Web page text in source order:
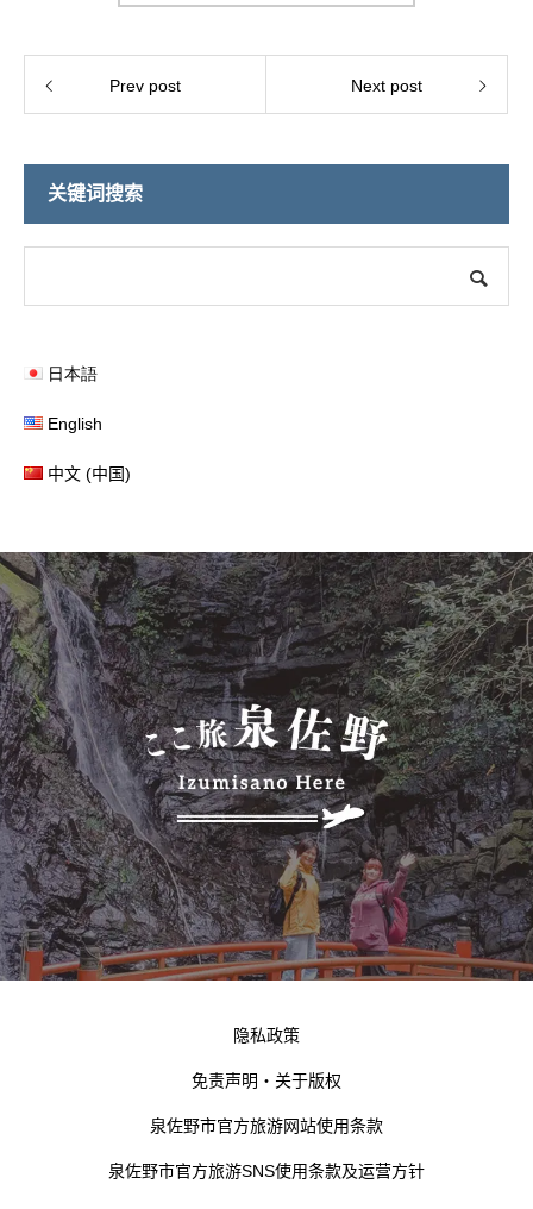
Prev post Next post
关键词搜索
日本語
English
中文 (中国)
隐私政策
免责声明・关于版权
泉佐野市官方旅游网站使用条款
泉佐野市官方旅游SNS使用条款及运营方针